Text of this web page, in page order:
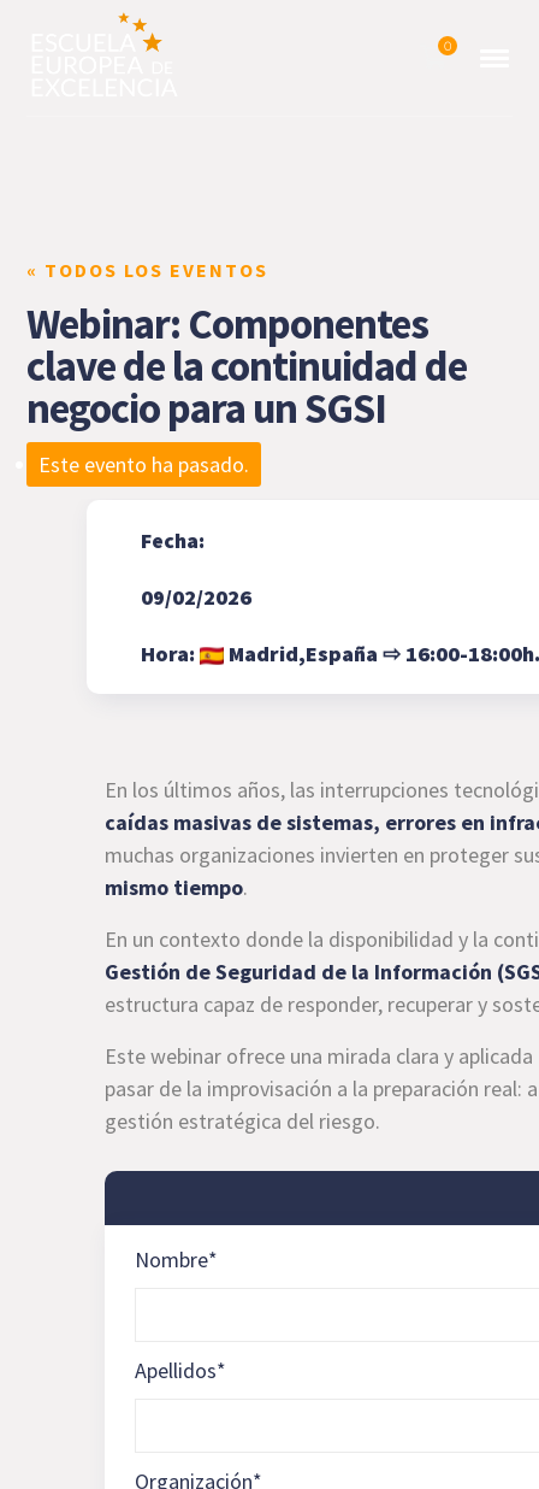
0
« TODOS LOS EVENTOS
Webinar: Componentes
clave de la continuidad de
negocio para un SGSI
Este evento ha pasado.
Fecha:
09/02/2026
Hora: Madrid,España ⇨ 16:00-18:00h.
En los últimos años, las interrupciones
caídas masivas de sistemas, errores en
muchas organizaciones invierten en proteger
mismo tiempo.
En un contexto donde la disponibilidad y la
Gestión de Seguridad de la Información
estructura capaz de responder, recuperar y
Este webinar ofrece una mirada clara y
pasar de la improvisación a la preparación
gestión estratégica del riesgo.
Nombre*
Apellidos*
Organización*